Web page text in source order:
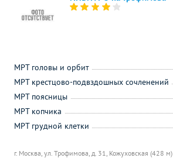
г. Москва, ул. Трофимова, д. 31, Кожуховская (428 м)
МРТ головы и орбит
МРТ крестцово-подвздошных сочленений
МРТ поясницы
МРТ копчика
МРТ грудной клетки